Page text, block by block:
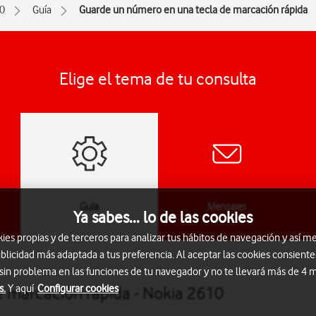
Guía Guarde un número en una tecla de marcación rápida
Elige el tema de tu consulta
Guía Mensajes
rápida - Nokia 2610
Ya sabes... lo de las cookies
propias y de terceros para analizar tus hábitos de navegación y así
más adaptada a tus preferencia. Al aceptar las cookies
problema en las funciones de tu navegador y no te llevará más de 4
Y aquí Configurar cookies